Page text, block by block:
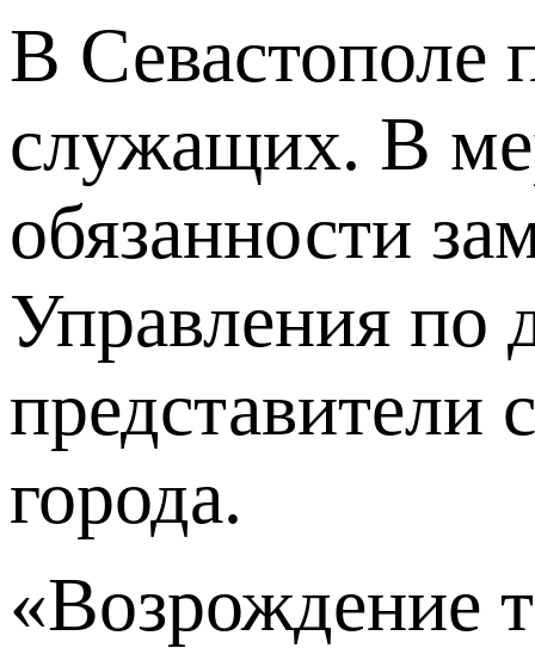
В Севастополе
служащих. В
обязанности
Управления по
представители
города.
«Возрождение